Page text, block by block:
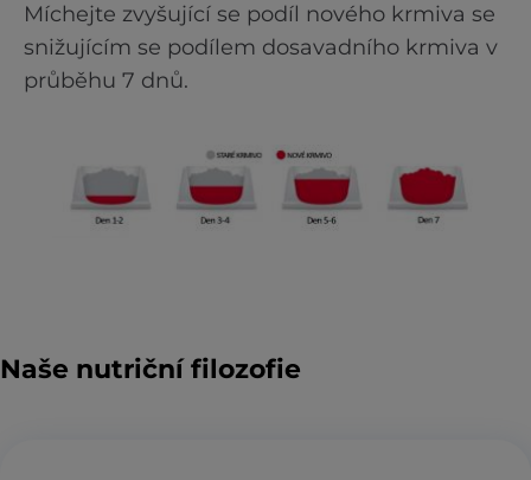
Míchejte zvyšující se podíl nového krmiva se
snižujícím se podílem dosavadního krmiva v
průběhu 7 dnů.
Naše nutriční filozofie